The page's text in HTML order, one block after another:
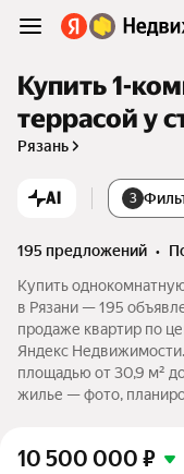
Купить 1-
террасой у
Рязань
AI 3
195 предложений •
Купить
в Рязани — 195
продаже квартир по
Яндекс
площадью от 30,9 м²
жилье — фото,
10 500 000 ₽